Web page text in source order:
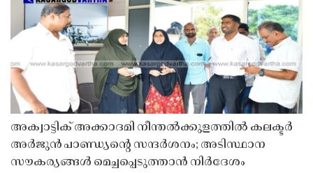
അക്വാട്ടിക് അക്കാദമി നീന്തൽക്കുളത്തിൽ കലക്ടർ
അർജുൻ പാണ്ഡ്യൻ്റെ സന്ദർശനം; അടിസ്ഥാന
സൗകര്യങ്ങൾ മെച്ചപ്പെടുത്താൻ നിർദേശം